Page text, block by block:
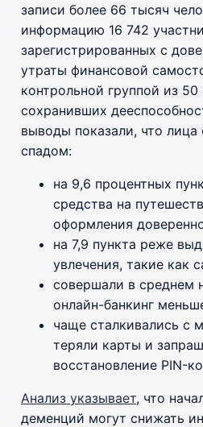
записи более 66 тысяч
информацию 16 742
зарегистрированных с
утраты финансовой
контрольной группой из 50
сохранивших
выводы показали, что лица
спадом:
на 9,6 процентных
средства на
оформления
на 7,9 пункта реже
увлечения, такие как
совершали в среднем
онлайн-банкинг
чаще сталкивались с
теряли карты и
восстановление PIN-
Анализ указывает, что
деменций могут снижать